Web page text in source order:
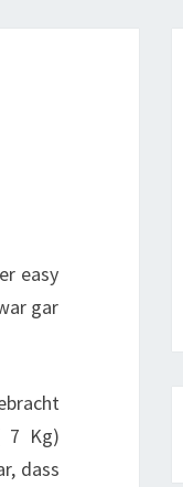
easy
gar
7 Kg)
dass